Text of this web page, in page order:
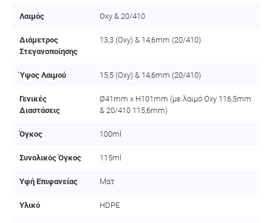
Λαιμός Oxy & 20/410
Διάμετρος
Στεγανοποίησης
13,3 (Oxy) & 14,6mm (20/410)
Ύψος Λαιμού 15,5 (Oxy) & 14,6mm (20/410)
Γενικές
Διαστάσεις
Ø41mm x H101mm (με λαιμό Oxy 116,5mm
& 20/410 115,6mm)
Όγκος 100ml
Συνολικός Όγκος 115ml
Υφή Επιφανείας Ματ
Υλικό HDPE